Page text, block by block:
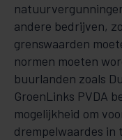
andere bedrijven,
grenswaarden
normen moeten
buurlanden zoals
GroenLinks PVDA
mogelijkheid om
drempelwaardes in